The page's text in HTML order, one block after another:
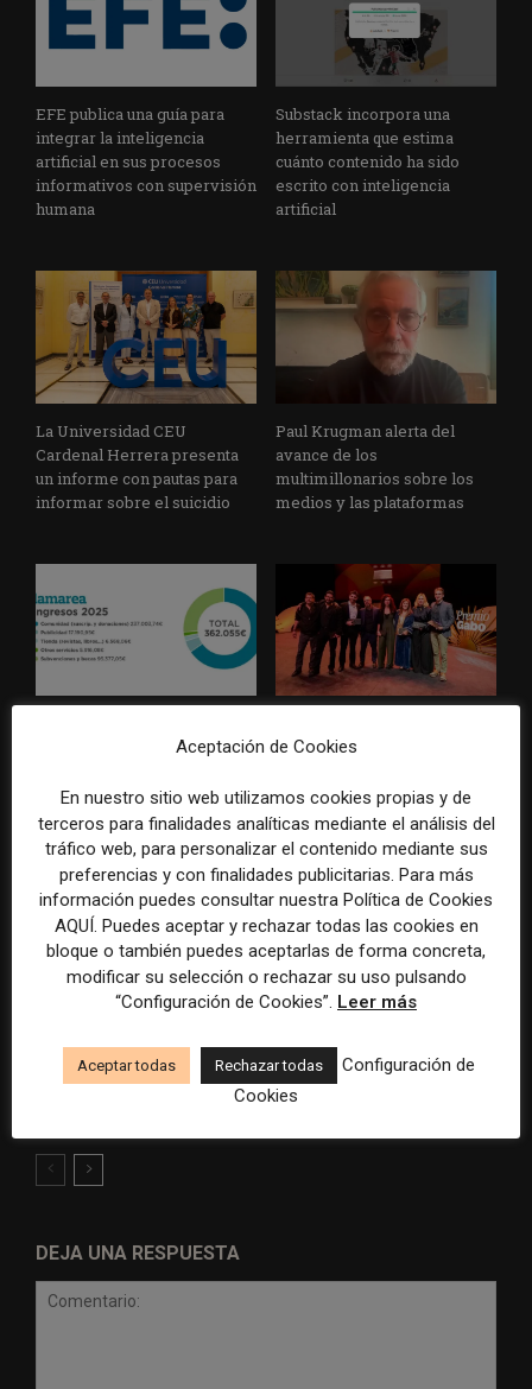
EFE publica una guía para
integrar la inteligencia
artificial en sus procesos
informativos con supervisión
humana
Substack incorpora una
herramienta que estima
cuánto contenido ha sido
escrito con inteligencia
artificial
La Universidad CEU
Cardenal Herrera presenta
un informe con pautas para
informar sobre el suicidio
Paul Krugman alerta del
avance de los
multimillonarios sobre los
medios y las plataformas
euros
reconoce cinco historias de
sobre el poder, la memoria y
la violencia
establece un sistema de
control para el uso de la
especial para la mejor
cobertura periodística del
DEJA UNA RESPUESTA
Aceptación de Cookies
En nuestro sitio web utilizamos cookies propias y de
terceros para finalidades analíticas mediante el análisis del
tráfico web, para personalizar el contenido mediante sus
preferencias y con finalidades publicitarias. Para más
información puedes consultar nuestra Política de Cookies
AQUÍ. Puedes aceptar y rechazar todas las cookies en
bloque o también puedes aceptarlas de forma concreta,
modificar su selección o rechazar su uso pulsando
“Configuración de Cookies”. Leer más
Aceptar todas Rechazar todas
Configuración de
Cookies